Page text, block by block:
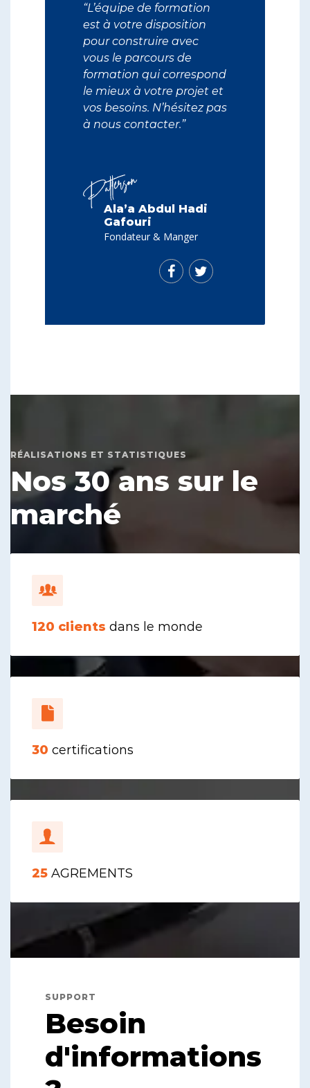
“L’équipe de formation
est à votre disposition
pour construire avec
vous le parcours de
formation qui correspond
le mieux à votre projet et
vos besoins. N’hésitez pas
à nous contacter.”
Ala’a Abdul Hadi
Gafouri
Fondateur & Manger
RÉALISATIONS ET STATISTIQUES
Nos 30 ans sur le
marché
120 clients dans le monde
30 certifications
25 AGREMENTS
SUPPORT
Besoin
d'informations